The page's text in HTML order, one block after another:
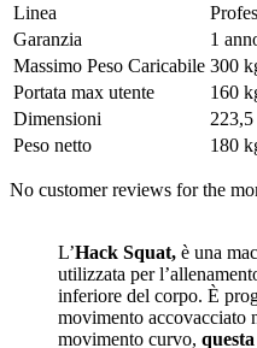
Linea
Garanzia
1
Massimo Peso Caricabile 300
Portata max utente
160
Dimensioni
Peso netto
180
No customer reviews for the
L’Hack Squat, è una
utilizzata per
inferiore del corpo. È
movimento accovacciato
movimento curvo,